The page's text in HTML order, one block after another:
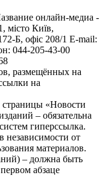
онлайн-медиа -
місто Київ,
Б, офіс 208/1 E-mail:
044-205-43-00
размещённых на
на
«Новости
– обязательна
гиперссылка.
независимости от
материалов.
– должна быть
абзаце